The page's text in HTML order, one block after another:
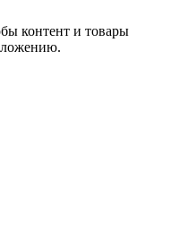
контент и товары